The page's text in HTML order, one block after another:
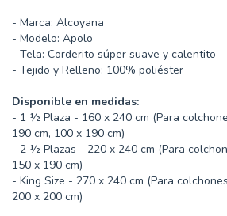
- Marca: Alcoyana
- Modelo: Apolo
- Tela: Corderito súper suave y calentito
- Tejido y Relleno: 100% poliéster
Disponible en medidas:
- 1 ½ Plaza - 160 x 240 cm (Para
190 cm, 100 x 190 cm)
- 2 ½ Plazas - 220 x 240 cm (Para
150 x 190 cm)
- King Size - 270 x 240 cm (Para
200 x 200 cm)